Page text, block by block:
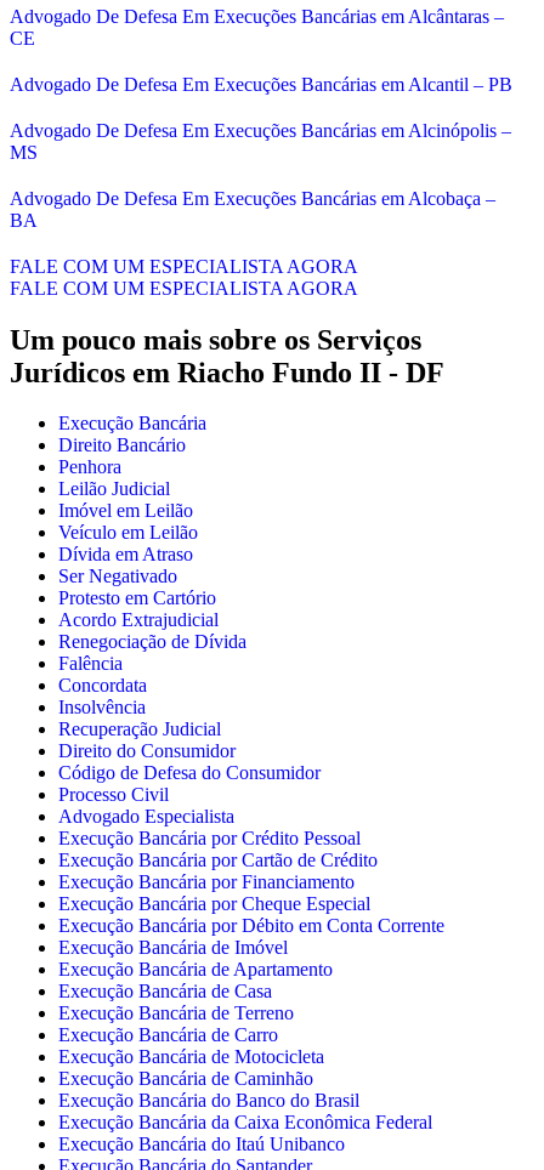
Advogado De Defesa Em Execuções Bancárias em Alcântaras –
CE
Advogado De Defesa Em Execuções Bancárias em Alcantil – PB
Advogado De Defesa Em Execuções Bancárias em Alcinópolis –
MS
Advogado De Defesa Em Execuções Bancárias em Alcobaça –
BA
FALE COM UM ESPECIALISTA AGORA
FALE COM UM ESPECIALISTA AGORA
Um pouco mais sobre os Serviços
Jurídicos em Riacho Fundo II - DF
Execução Bancária
Direito Bancário
Penhora
Leilão Judicial
Imóvel em Leilão
Veículo em Leilão
Dívida em Atraso
Ser Negativado
Protesto em Cartório
Acordo Extrajudicial
Renegociação de Dívida
Falência
Concordata
Insolvência
Recuperação Judicial
Direito do Consumidor
Código de Defesa do Consumidor
Processo Civil
Advogado Especialista
Execução Bancária por Crédito Pessoal
Execução Bancária por Cartão de Crédito
Execução Bancária por Financiamento
Execução Bancária por Cheque Especial
Execução Bancária por Débito em Conta Corrente
Execução Bancária de Imóvel
Execução Bancária de Apartamento
Execução Bancária de Casa
Execução Bancária de Terreno
Execução Bancária de Carro
Execução Bancária de Motocicleta
Execução Bancária de Caminhão
Execução Bancária do Banco do Brasil
Execução Bancária da Caixa Econômica Federal
Execução Bancária do Itaú Unibanco